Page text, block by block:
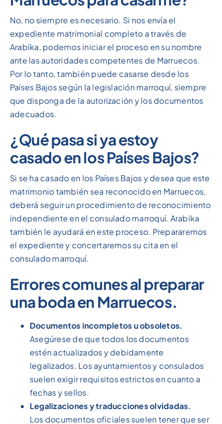
No, no siempre es necesario. Si nos envía el
expediente matrimonial completo a través de
Arabika, podemos iniciar el proceso en su nombre
ante las autoridades competentes de Marruecos.
Por lo tanto, también puede casarse desde los
Países Bajos según la legislación marroquí, siempre
que disponga de la autorización y los documentos
adecuados.
¿Qué pasa si ya estoy
casado en los Países Bajos?
Si se ha casado en los Países Bajos y desea que este
matrimonio también sea reconocido en Marruecos,
deberá seguir un procedimiento de reconocimiento
independiente en el consulado marroquí. Arabika
también le ayudará en este proceso. Prepararemos
el expediente y concertaremos su cita en el
consulado marroquí.
Errores comunes al preparar
una boda en Marruecos.
Documentos incompletos u obsoletos.
Asegúrese de que todos los documentos
estén actualizados y debidamente
legalizados. Los ayuntamientos y consulados
suelen exigir requisitos estrictos en cuanto a
fechas y sellos.
Legalizaciones y traducciones olvidadas.
Los documentos oficiales suelen tener que ser